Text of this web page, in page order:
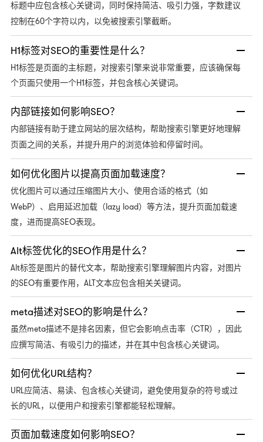
标题中应包含核心关键词，同时保持简洁、吸引力强，字数建议
控制在60个字符以内，以免被搜索引擎截断。
H1标签对SEO的重要性是什么？
H1标签是页面的主标题，对搜索引擎来说非常重要，应该确保每
个页面只使用一个H1标签，并包含核心关键词。
内部链接如何影响SEO？
内部链接有助于建立网站的层次结构，帮助搜索引擎更好地理解
页面之间的关系，并提升用户的浏览体验和停留时间。
如何优化图片以提高页面加载速度？
优化图片可以通过压缩图片大小、使用合适的格式（如
WebP）、启用延迟加载（lazy load）等方法，提升页面加载速
度，进而提高SEO表现。
Alt标签优化的SEO作用是什么？
Alt标签是图片的替代文本，帮助搜索引擎理解图片内容，对图片
的SEO有重要作用，ALT文本应包含相关关键词。
meta描述对SEO的影响是什么？
虽然meta描述不是排名因素，但它会影响点击率（CTR），因此
应撰写简洁、有吸引力的描述，并在其中包含核心关键词。
如何优化URL结构？
URL应简洁、易读、包含核心关键词，避免使用复杂的符号或过
长的URL，以便用户和搜索引擎都能轻松理解。
页面加载速度如何影响SEO？